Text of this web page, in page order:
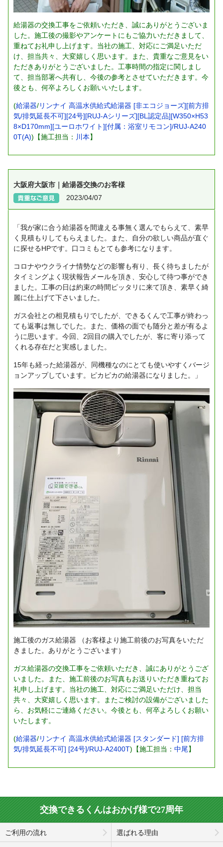
給湯器の交換工事をご依頼いただき、誠にありがとうございま
した。施工後の撮影やアンケートにもご協力いただきまして、
重ねてお礼申し上げます。当社の施工、対応にご満足いただ
け、担当共々、大変嬉しく思います。また、貴重なご意見をい
ただきありがとうございました。工事時間の指定に関しまし
て、担当部署へ共有し、今後の参考とさせていただきます。今
後とも、何卒よろしくお願いいたします。
(給湯器/リンナイ 高温水供給式給湯器 [非エコジョーズ][前方排
気/排気延長不可][24号][RUJ-Aシリーズ][BL認定品][W350×H53
8×D170mm][ユーロホワイト][付属：浴室リモコン]/RUJ-A240
0T(A))【施工担当： 川本】
大阪府大阪市｜給湯器交換のお客様
2023/04/07
「我が家に合う給湯器を間違える事無く選んでもらえて、素早
く見積もりしてもらえました。また、自分の欲しい商品が直ぐ
に探せるHPです。口コミもとても参考になります。
コロナやウクライナ情勢などの影響も有り、長く待ちましたが
タイミングよく現状報告メールを頂き、安心して待つ事ができ
ました。工事の日は約束の時間ピッタリに来て頂き、素早く綺
麗に仕上げて下さいました。
ガス会社との相見積もりでしたが、できるくんで工事が終わっ
ても返事は無しでした。また、価格の面でも随分と差が有るよ
うに思います。今回、2回目の購入でしたが、客に寄り添って
くれる存在だと実感しました。
15年も経った給湯器が、同機種なのにとても使いやすくバージ
ョンアップしています。ピカピカの給湯器になりました。」
施工後のガス給湯器 （お客様より施工前後のお写真をいただ
きました。ありがとうございます）
ガス給湯器の交換工事をご依頼いただき、誠にありがとうござ
いました。また、施工前後のお写真もお送りいただき重ねてお
礼申し上げます。当社の施工、対応にご満足いただけ、担当
共々、大変嬉しく思います。またご検討の設備がございました
ら、お気軽にご連絡ください。今後とも、何卒よろしくお願い
いたします。
(給湯器/リンナイ 高温水供給式給湯器 [スタンダード] [前方排
気/排気延長不可] [24号]/RUJ-A2400T)【施工担当： 中尾】
交換できるくんはおかげ様で27周年
ご利用の流れ 選ばれる理由